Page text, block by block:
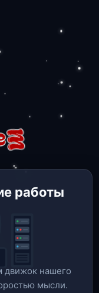
работы
движок нашего
мысли.